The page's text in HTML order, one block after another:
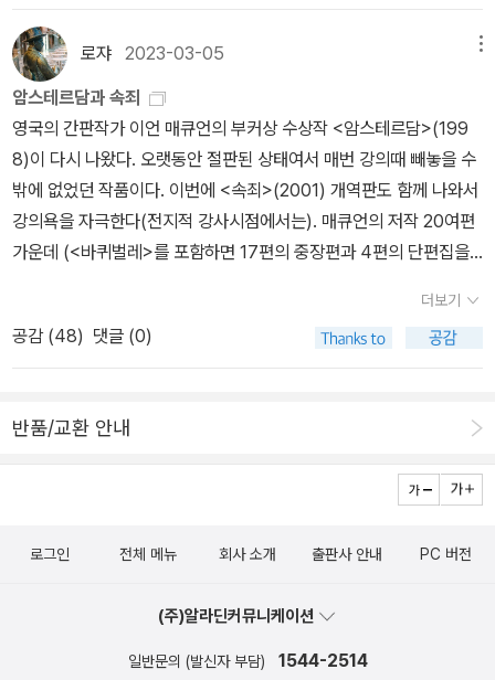
극을 기반으로, 당시 영국 사회가 안고 있던 문제들을 다루고 있습니
다. 기후 변화에 따른 사회적 합의가 부족한 상황에서 벌어지는 자본
주의자들과 환경주의자들의 갈등, 지금에서야 성정체성과 관련된 LB
GT 문제가 전사회의 이슈가 되기도 했지만, 여기서 그려지는 당시
영국 사회의 성담론과 성소수자들에 대한 관념은 여전히 고심해 볼만
한 부분이 있었습니다. 즉, 줄리언에 대한 버넌이 주도한 위기 혹은 그
음모가 성소수자 코스프레로 순간을 모면하긴 하지만 이것은 결국 그
의 정치적 경력을 끝장나게 만드는데요. 매큐언은 이 장면을 유독 콕
집어 세르반테스 식의 우스꽝스러운 연출로 비꼬면서, 가히 한편의
코미디 극으로 만들고 있었는데요. 이는 우선적으로 우리 세태에 대
없이, 어느 정도 사회가 경직적인 태도를 보일 수밖에 없는 성담론에
있는 것으로 여겨졌습니다. 이는 어떻게 보면 정치적 올바름에 대한
제가 읽은 어떤 장편들보다 극의 짜임새와 사건의 진행이 군더더기
없이 깔끔한 모습이었습니다. 특히, 클라이브가 버넌과 다툰 뒤, 충동
적이면서도 다른 한편으론 독창적인 전개라고 볼 수 있었는데요. 더
덤 스미스와 맺었던 우정의 한 진면목처럼 부탁하는 그 장면이, 나중
에 그렇게 비극적으로 이용될 줄은 저 역시도 미처 예상하지 못한 부
있다는 것. 글씨 쓰기는 타이핑보다 더 고난이도의 미션이다. 지금 이
정도 살짝 구부러지는 거로는 택도 없지. 언제 만년필을 써 볼수 있으
려나 싶어 애가 탄다. 거기다.. 난 솔직히 얼른 손가락이 나아서 화장
실 청소 내가 다 했음 싶다. 내가 가장 신경 쓰이는 화장실 청소... 두
남자가 해놔도 맘에 안들어... 왜 청소했는데 더럽지... 확 다시 해버
리고 싶을 때가 한 두번이 아닌데 ... 참자 참아... 오늘 또 체외충격파
하고 왔는데 하루 걸러 연달아 해서 그런가 좀 부드러워져서 많이 안
구부려도 오늘은 타이핑이 된다. 지난 달에 도서관에 바로 대출 신청
던지라 이번 달은 3월 시작하자마자 얼른, 일단 3 권을 먼저 신청을
해버렸다. <8월에 만나요>는 가브리엘 가르시아 마르케스의 사후 1
0주기 생일인 올해 3월 6일에 전 세계에 동시 출간이 되었다.<백년
시도만 하다 결국 읽지 못했지만 이 작품으로 시작을 해도 좋을 거 같
가 자기 어머니의 기일인 매년 8월 16일, 카리브해의 섬으로 여행을
이들을 둔 평범한 주부다. 그녀는 어머니의 기일에 항상 글라디올러
매년 이어진 이 방문은 어느 덧 일 년 중 단 하룻밤 동안 다른 사람이
책은 거의 내게는 신간, 처음 만나는 책이나 마찬가지 같고..., 짧은 이
야기들이라 이미 100자평도 남겼다. 10년 뒤에 개정판 또 사지 마라.
ㅋㅋㅋㅋㅋ 잘못 걸려온 전화처럼 발신자와 수신자 사이에 영원히
소통 불가능할 것 같은 이야기들. 여기 실린 짧은 단편들을 읽노라면
아고타 크리스토프는 이 세계와 인간이, 그리고 인간과 인생이 화해
할 수 있는 가능성은 거의 없다고 믿었던 것은 아닐지. 그나저나 <아
무튼>의 개정판이 아닐까 했더니 역시…. (2023년의 100자평) 서
걱서걱 거칠고 투박한듯한 건조한 문체. 짧디 짧은 엽서 같은 이야기.
그러나 그 안에 담긴 내용은 진솔하면서도 묵직하다. 아무튼, 삶은 그
음, <블랙박스>미리보기로 좀 읽다가 재미있어서 냉큼 구매하고 냉
언은 딱히 좋아하지 않는 작가인데(읽고 나면 항상 뭔가 기분이 찜찜)
오랜만에 구매..... 근데... 구매하고 나서 보니 구판에 내가 별 셋으로
별점 매겼더라???? ㅋㅋㅋㅋㅋㅋㅋㅋㅋㅋ100자평 안 남기니까 꼭
이런 일이 생기지. 어차피 기억도 안 나니까 다시 읽어보자. 10년 뒤
촌 퐁스>발자크의 방대한 전집 '인간극'의 마무리를 장식하는 만년의
업적으로 이 작품을 평가했다고.... 그런데 발자크 많이 안 읽었는데
로쟈 2023-03-05
암스테르담과 속죄
영국의 간판작가 이언 매큐언의 부커상 수상작 <암스테르담>(199
8)이 다시 나왔다. 오랫동안 절판된 상태여서 매번 강의때 빼놓을 수
밖에 없었던 작품이다. 이번에 <속죄>(2001) 개역판도 함께 나와서
강의욕을 자극한다(전지적 강사시점에서는). 매큐언의 저작 20여편
가운데 (<바퀴벌레>를 포함하면 17편의 중장편과 4편의 단편집을
겠다. 최소 8강 정도는 꾸려볼 수 있겠다. 이번여름에 18세기 영소설
을 읽은 뒤에 19세기로 넘어가면, 흠, 내년이나 후년쯤 매큐언을 다시
읽게 될는지도...
더보기
공감 (48) 댓글 (0)
반품/교환 안내
로그인 전체 메뉴 회사 소개 출판사 안내 PC 버전
(주)알라딘커뮤니케이션
일반문의 (발신자 부담) 1544-2514